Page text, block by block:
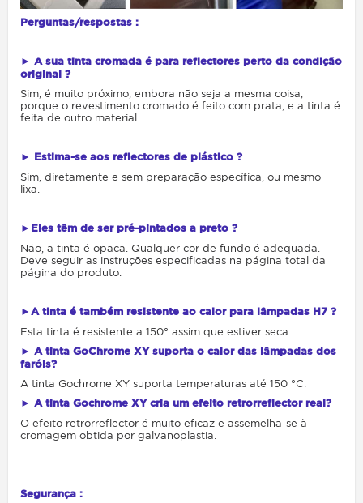
Perguntas/respostas :
► A sua tinta cromada é para reflectores perto da condição
original ?
Sim, é muito próximo, embora não seja a mesma coisa,
porque o revestimento cromado é feito com prata, e a tinta é
feita de outro material
► Estima-se aos reflectores de plástico ?
Sim, diretamente e sem preparação específica, ou mesmo
lixa.
►Eles têm de ser pré-pintados a preto ?
Não, a tinta é opaca. Qualquer cor de fundo é adequada.
Deve seguir as instruções especificadas na página total da
página do produto.
►A tinta é também resistente ao calor para lâmpadas H7 ?
Esta tinta é resistente a 150° assim que estiver seca.
► A tinta GoChrome XY suporta o calor das lâmpadas dos
faróis?
A tinta Gochrome XY suporta temperaturas até 150 °C.
► A tinta Gochrome XY cria um efeito retrorreflector real?
O efeito retrorreflector é muito eficaz e assemelha-se à
cromagem obtida por galvanoplastia.
Segurança :